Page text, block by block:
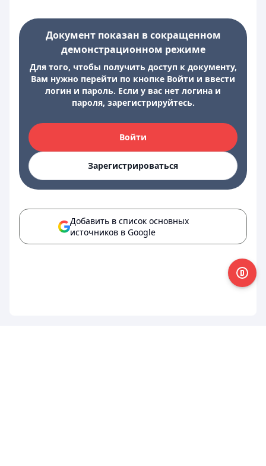
Документ показан в сокращенном
демонстрационном режиме
Для того, чтобы получить доступ к документу,
Вам нужно перейти по кнопке Войти и ввести
логин и пароль. Если у вас нет логина и
пароля, зарегистрируйтесь.
Войти
Зарегистрироваться
Добавить в список основных
источников в Google